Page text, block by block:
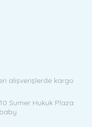
alişverişlerde kargo
Sumer Hukuk Plaza